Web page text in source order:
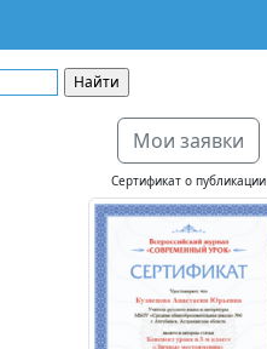
Мои заявки
Сертификат о публикации